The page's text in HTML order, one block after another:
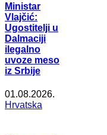
Ministar
Vlajčić:
Ugostitelji u
Dalmaciji
ilegalno
uvoze meso
iz Srbije
01.08.2026.
Hrvatska